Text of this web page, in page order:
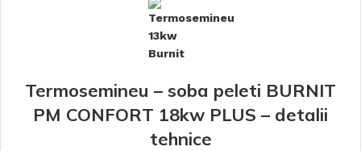
Termosemineu – soba peleti BURNIT
PM CONFORT 18kw PLUS – detalii
tehnice